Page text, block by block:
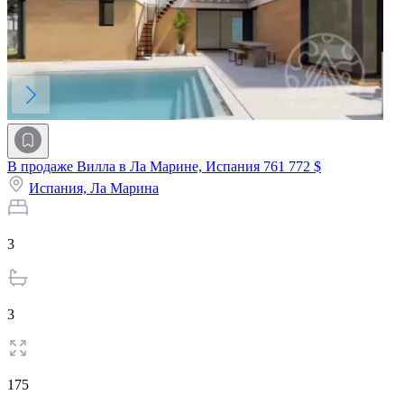
В продаже Вилла в Ла Марине, Испания 761 772 $
Испания, Ла Марина
3
3
175